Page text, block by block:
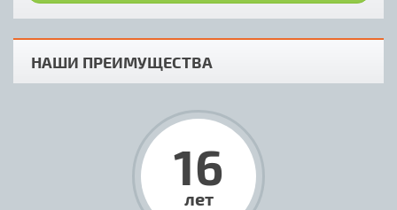
НАШИ ПРЕИМУЩЕСТВА
16
лет